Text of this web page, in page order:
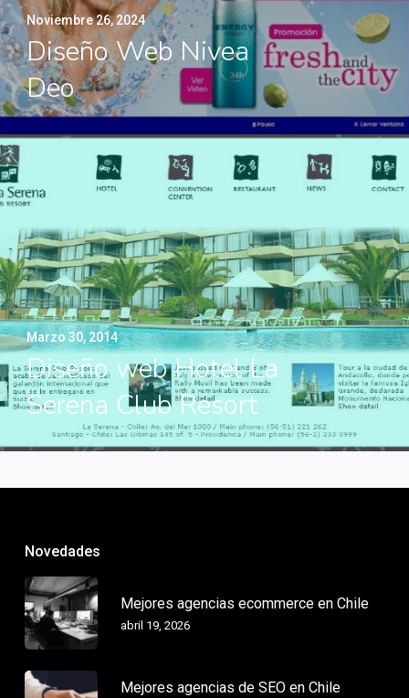
Noviembre 26, 2024
Diseño Web Nivea
Deo
Marzo 30, 2014
Diseño web Hotel La
Serena Club Resort
Novedades
Mejores agencias ecommerce en Chile
abril 19, 2026
Mejores agencias de SEO en Chile